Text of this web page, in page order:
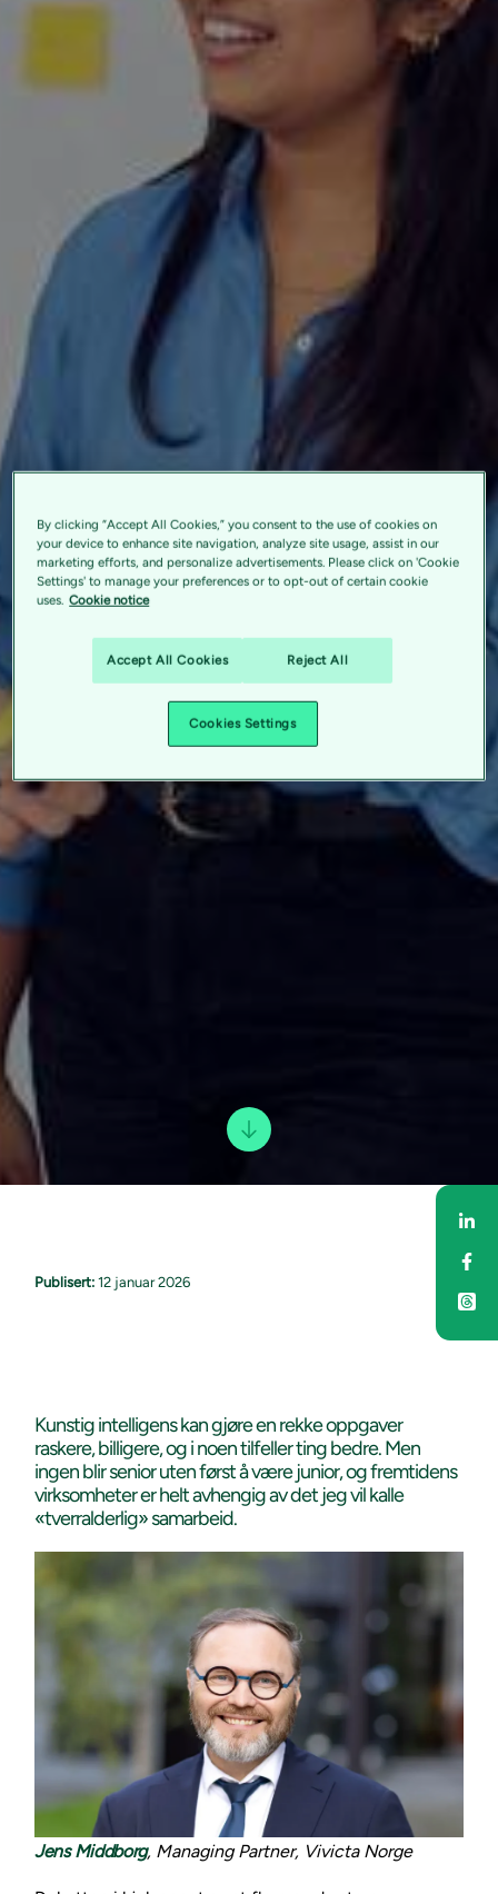
Publisert: 12 januar 2026
Kunstig intelligens kan gjøre en rekke oppgaver
raskere, billigere, og i noen tilfeller ting bedre. Men
ingen blir senior uten først å være junior, og fremtidens
virksomheter er helt avhengig av det jeg vil kalle
«tverralderlig» samarbeid.
Jens Middborg, Managing Partner, Vivicta Norge
By clicking “Accept All Cookies,” you consent to the use of cookies on
your device to enhance site navigation, analyze site usage, assist in our
marketing efforts, and personalize advertisements. Please click on 'Cookie
Settings' to manage your preferences or to opt-out of certain cookie
uses. Cookie notice
Accept All Cookies Reject All
Cookies Settings